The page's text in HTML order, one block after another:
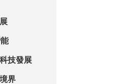
潛能
綠色建築科技發展
三重境界